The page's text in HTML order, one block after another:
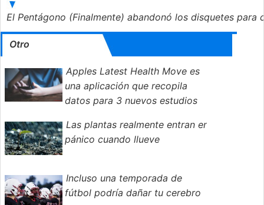
El Pentágono (Finalmente) abandonó los disquetes
Otro
Apples Latest Health Move es
una aplicación que recopila
datos para 3 nuevos estudios
Las plantas realmente entran en
pánico cuando llueve
Incluso una temporada de
fútbol podría dañar tu cerebro